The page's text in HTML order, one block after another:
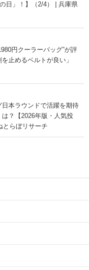
日」！】（2/4） | 兵庫県
円クーラーバッグ”が評
止めるベルトが良い」
日本ラウンドで活躍を期待
？【2026年版・人気投
とらぼリサーチ